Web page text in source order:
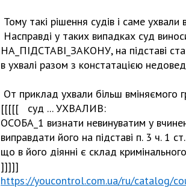
Тому такі рішення судів і саме
Насправді у таких випадках суд
НА_ПІДСТАВІ_ЗАКОНУ, на підставі
в ухвалі разом з констатацією
От приклад ухвали більш вміняємого
[[[[[ суд ... УХВАЛИВ:
ОСОБА_1 визнати невинуватим у
виправдати його на підставі п. 3 ч. 1
що в його діянні є склад
]]]]]
https://youcontrol.com.ua/ru/catalog/